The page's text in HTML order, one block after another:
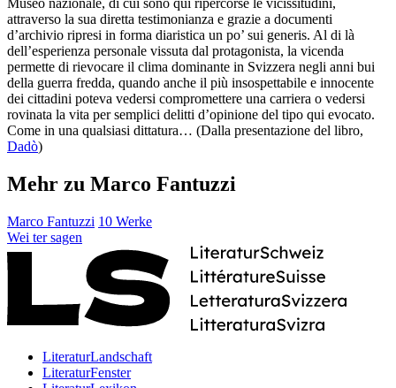
attraverso la sua diretta testimonianza e grazie a documenti
d’archivio ripresi in forma diaristica un po’ sui generis. Al di là
dell’esperienza personale vissuta dal protagonista, la vicenda
permette di rievocare il clima dominante in Svizzera negli anni bui
della guerra fredda, quando anche il più insospettabile e innocente
dei cittadini poteva vedersi compromettere una carriera o vedersi
rovinata la vita per semplici delitti d’opinione del tipo qui evocato.
Come in una qualsiasi dittatura… (Dalla presentazione del libro,
Dadò)
Mehr zu Marco Fantuzzi
Marco Fantuzzi 10 Werke
Wei ter sagen
LiteraturLandschaft
LiteraturFenster